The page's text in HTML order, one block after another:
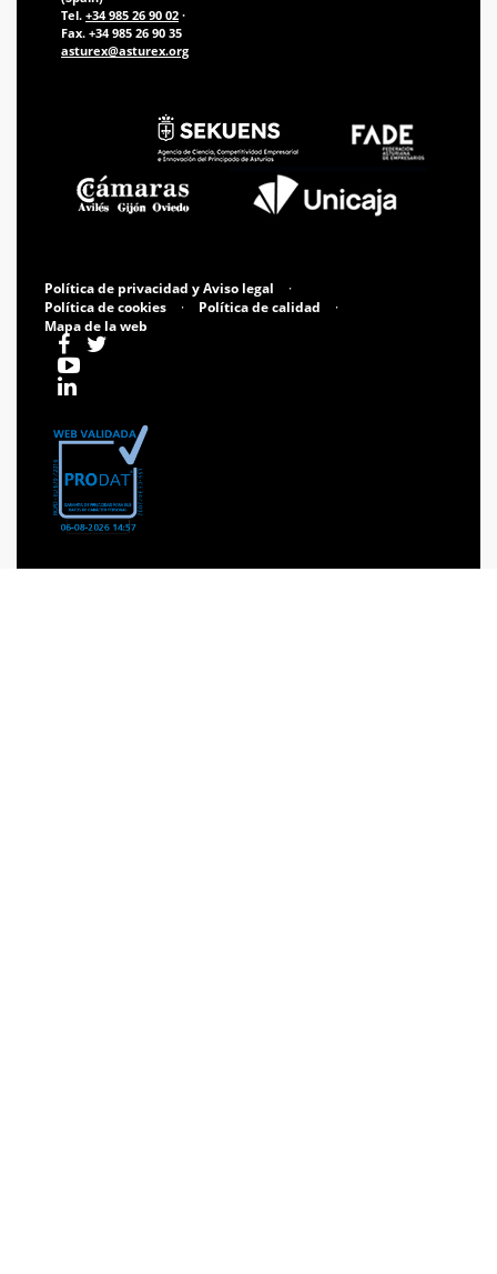
Tel. +34 985 26 90 02 ·
Fax. +34 985 26 90 35
asturex@asturex.org
Política de privacidad y Aviso legal
·
Política de cookies
· Política de calidad
·
Mapa de la web